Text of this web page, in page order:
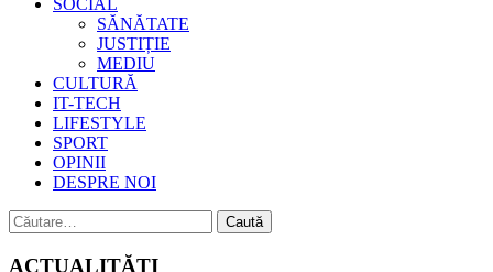
SOCIAL
SĂNĂTATE
JUSTIȚIE
MEDIU
CULTURĂ
IT-TECH
LIFESTYLE
SPORT
OPINII
DESPRE NOI
Caută
după:
ACTUALITĂȚI